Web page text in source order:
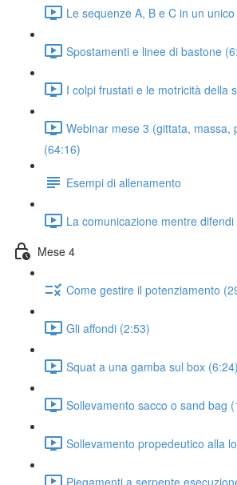
Le sequenze A, B e C in un
Spostamenti e linee di bastone
I colpi frustati e le motricità della
Webinar mese 3 (gittata, massa,
(64:16)
Esempi di allenamento
La comunicazione mentre
Mese 4
Come gestire il potenziamento
Gli affondi (2:53)
Squat a una gamba sul box (6:24)
Sollevamento sacco o sand bag
Sollevamento propedeutico alla
Piegamenti a serpente